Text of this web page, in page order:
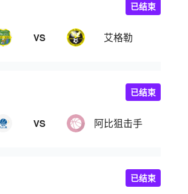
VS 艾格勒
已结束
VS 阿比狙击手
已结束
已结束